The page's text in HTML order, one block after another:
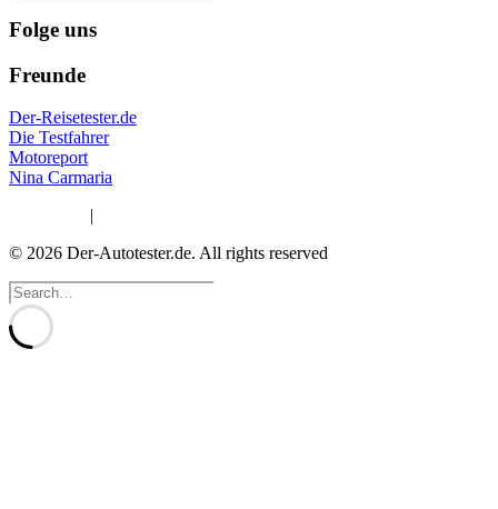
Folge uns
Freunde
Der-Reisetester.de
Die Testfahrer
Motoreport
Nina Carmaria
|
© 2026 Der-Autotester.de. All rights reserved